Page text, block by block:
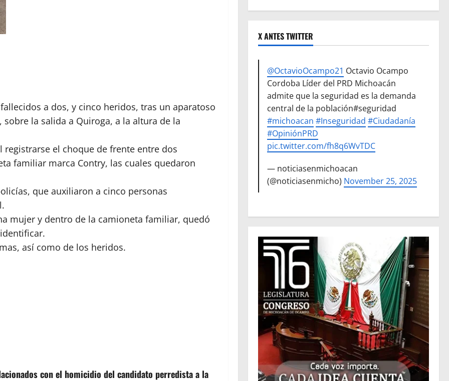
a dos, y cinco heridos, tras un aparatoso
la salida a Quiroga, a la altura de la
el choque de frente entre dos
familiar marca Contry, las cuales quedaron
que auxiliaron a cinco personas
mujer y dentro de la camioneta familiar, quedó
así como de los heridos.
con el homicidio del candidato perredista a la
X ANTES TWITTER
@OctavioOcampo21 Octavio Ocampo
Cordoba Líder del PRD Michoacán
admite que la seguridad es la demanda
central de la población#seguridad
#michoacan #Inseguridad #Ciudadanía
#OpiniónPRD
pic.twitter.com/fh8q6WvTDC
— noticiasenmichoacan
(@noticiasenmicho) November 25, 2025